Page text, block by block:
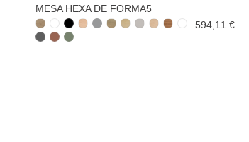
MESA HEXA DE FORMA5
594,11 €